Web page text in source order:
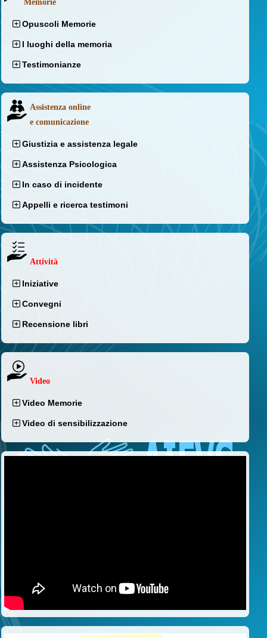
Memorie
Opuscoli Memorie
I luoghi della memoria
Testimonianze
Assistenza online
e comunicazione
Giustizia e assistenza legale
Assistenza Psicologica
In caso di incidente
Appelli e ricerca testimoni
Attività
Iniziative
Convegni
Recensione libri
Video
Video Memorie
Video di sensibilizzazione